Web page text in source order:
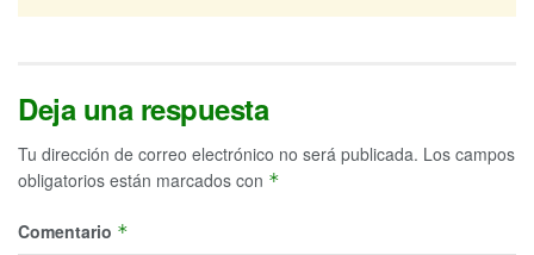
Deja una respuesta
Tu dirección de correo electrónico no será publicada. Los campos
obligatorios están marcados con *
Comentario *